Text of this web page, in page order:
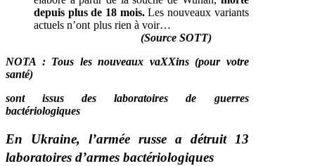
depuis plus de 18 mois.Les nouveaux variants
actuels n’ont plus rien à voir…
(Source SOTT)
NOTA : Tous les nouveaux vaXXins (pour votre
santé)
sont issus des laboratoires de guerres
bactériologiques
En Ukraine, l’armée russe a détruit 13
laboratoires d’armes bactériologiques